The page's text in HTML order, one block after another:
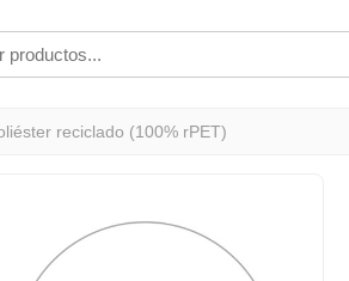
reciclado (100% rPET)